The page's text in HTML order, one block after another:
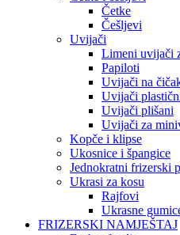
Četke
Češljevi
Uvijači
Limeni uvijači
Papiloti
Uvijači na
Uvijači
Uvijači plišani
Uvijači za
Kopče i klipse
Ukosnice i špangice
Jednokratni frizerski
Ukrasi za kosu
Rajfovi
Ukrasne
FRIZERSKI NAMJEŠTAJ